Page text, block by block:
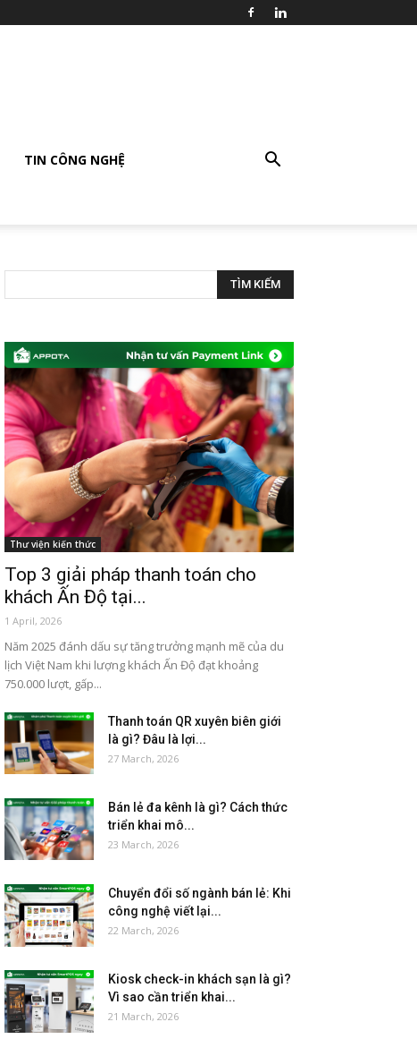
TIN CÔNG NGHỆ
Thư viện kiến thức
Top 3 giải pháp thanh toán cho
khách Ấn Độ tại...
1 April, 2026
Năm 2025 đánh dấu sự tăng trưởng mạnh mẽ của du
lịch Việt Nam khi lượng khách Ấn Độ đạt khoảng
750.000 lượt, gấp...
Thanh toán QR xuyên biên giới
là gì? Đâu là lợi...
27 March, 2026
Bán lẻ đa kênh là gì? Cách thức
triển khai mô...
23 March, 2026
Chuyển đổi số ngành bán lẻ: Khi
công nghệ viết lại...
22 March, 2026
Kiosk check-in khách sạn là gì?
Vì sao cần triển khai...
21 March, 2026